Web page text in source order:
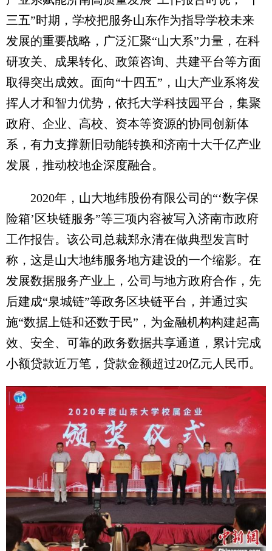
三五”时期，学校把服务山东作为指导学校未来
发展的重要战略，广泛汇聚“山大系”力量，在科
研攻关、成果转化、政策咨询、共建平台等方面
取得突出成效。面向“十四五”，山大产业系将发
挥人才和智力优势，依托大学科技园平台，集聚
政府、企业、高校、资本等资源的协同创新体
系，有力支撑新旧动能转换和济南十大千亿产业
发展，推动校地企深度融合。
2020年，山大地纬股份有限公司的“‘数字保
险箱’区块链服务”等三项内容被写入济南市政府
工作报告。该公司总裁郑永清在做典型发言时
称，这是山大地纬服务地方建设的一个缩影。在
发展数据服务产业上，公司与地方政府合作，先
后建成“泉城链”等政务区块链平台，并通过实
施“数据上链和还数于民”，为金融机构构建起高
效、安全、可靠的政务数据共享通道，累计完成
小额贷款近万笔，贷款金额超过20亿元人民币。